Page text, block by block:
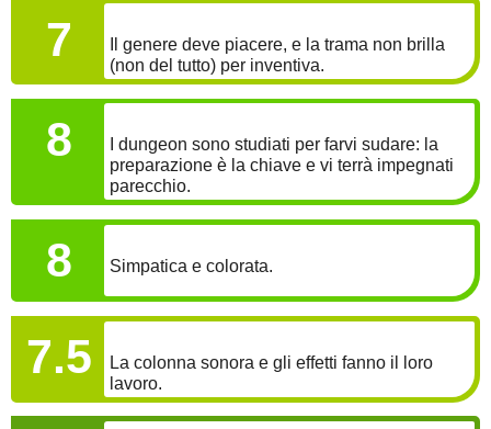
7
Il genere deve piacere, e la trama non brilla
(non del tutto) per inventiva.
8
I dungeon sono studiati per farvi sudare: la
preparazione è la chiave e vi terrà impegnati
parecchio.
8 Simpatica e colorata.
7.5
La colonna sonora e gli effetti fanno il loro
lavoro.